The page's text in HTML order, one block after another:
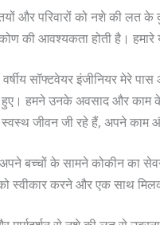
और परिवारों को नशे की
की आवश्यकता होती है।
सॉफ्टवेयर इंजीनियर मेरे
उनके अवसाद और काम के
जीवन जी रहे हैं, अपने काम
अपने बच्चों के सामने कोकीन का
को स्वीकार करने और एक साथ